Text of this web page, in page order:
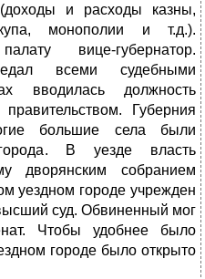
и расходы казны,
монополии и т.д.).
вице-губернатор.
всеми судебными
вводилась должность
правительством. Губерния
большие села были
В уезде власть
дворянским собранием
уездном городе учрежден
суд. Обвиненный мог
Чтобы удобнее было
городе было открыто